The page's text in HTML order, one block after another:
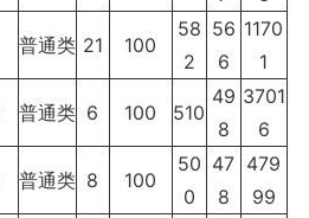
普通类 21 100
58
2
56
6
1170
1
普通类 6 100 510
49
8
3701
6
普通类 8 100
50
0
47
8
479
99